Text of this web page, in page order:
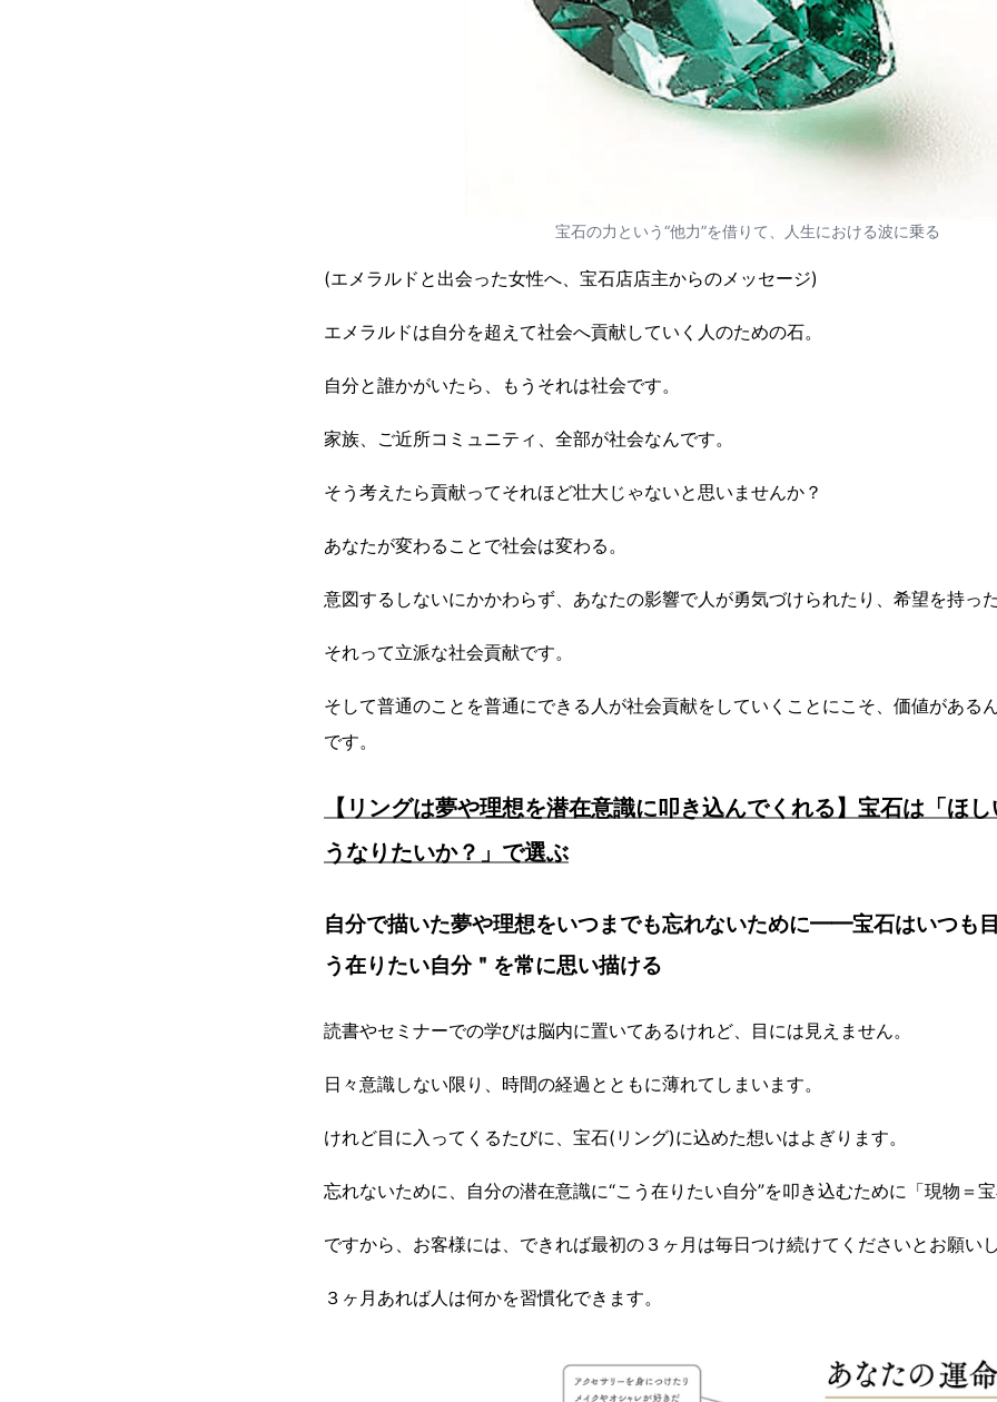
宝石の力という“他力”を借りて、人生における波に乗る
(エメラルドと出会った女性へ、宝石店店主からのメッセージ)
エメラルドは自分を超えて社会へ貢献していく人のための石。
自分と誰かがいたら、もうそれは社会です。
家族、ご近所コミュニティ、全部が社会なんです。
そう考えたら貢献ってそれほど壮大じゃないと思いませんか？
あなたが変わることで社会は変わる。
意図するしないにかかわらず、あなたの影響で人が勇気づけられたり、希望を持った
それって立派な社会貢献です。
そして普通のことを普通にできる人が社会貢献をしていくことにこそ、価値がある
です。
【リングは夢や理想を潜在意識に叩き込んでくれる】宝石は「ほ
うなりたいか？」で選ぶ
自分で描いた夢や理想をいつまでも忘れないために━━宝石はいつも
う在りたい自分＂を常に思い描ける
読書やセミナーでの学びは脳内に置いてあるけれど、目には見えません。
日々意識しない限り、時間の経過とともに薄れてしまいます。
けれど目に入ってくるたびに、宝石(リング)に込めた想いはよぎります。
忘れないために、自分の潜在意識に“こう在りたい自分”を叩き込むために「現物＝宝
ですから、お客様には、できれば最初の３ヶ月は毎日つけ続けてくださいとお願いし
３ヶ月あれば人は何かを習慣化できます。